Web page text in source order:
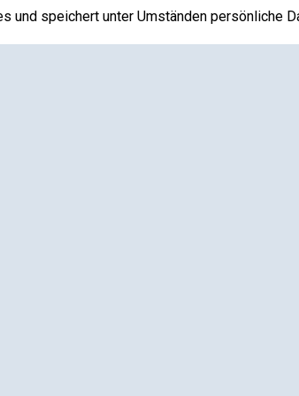
und speichert unter Umständen persönliche